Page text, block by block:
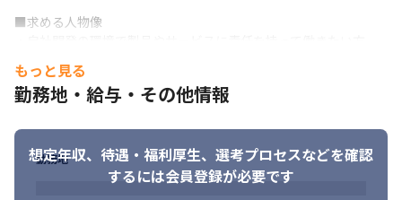
■求める人物像
・経験のないことでも楽しんでチャレンジできる方
もっと見る
勤務地・給与・その他情報
想定年収、待遇・福利厚生、 選考プロセスなどを確認
するには会員登録が必要です
勤務地